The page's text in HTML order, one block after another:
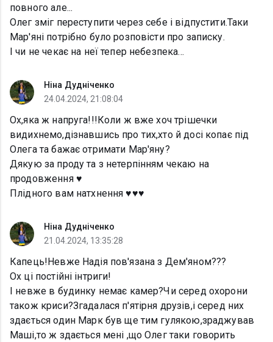
повного але...
Олег зміг переступити через себе і відпустити.Таки
Мар'яні потрібно було розповісти про записку.
І чи не чекає на неї тепер небезпека...
Ніна Дудніченко
24.04.2024, 21:08:04
Ох,яка ж напруга!!!Коли ж вже хоч трішечки
видихнемо,дізнавшись про тих,хто й досі копає під
Олега та бажає отримати Мар'яну?
Дякую за проду та з нетерпінням чекаю на
продовження ♥️
Плідного вам натхнення ♥️♥️♥️
Ніна Дудніченко
21.04.2024, 13:35:28
Капець!Невже Надія пов'язана з Дем'яном???
Ох ці постійні інтриги!
І невже в будинку немає камер?Чи серед охорони
також криси?Згадалася п'ятірня друзів,і серед них
здається один Марк був ще тим гулякою,зраджував
Маші,то ж здається мені ,що Олег таки говорить